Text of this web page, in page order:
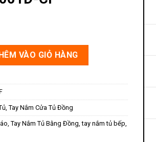
màu đồng cổ NK061D-CF số lượng
VÀO GIỎ HÀNG
,Tay Nắm Cửa Tủ Đồng
,Tay Nắm Tủ Bằng Đồng,tay nắm tủ bếp,